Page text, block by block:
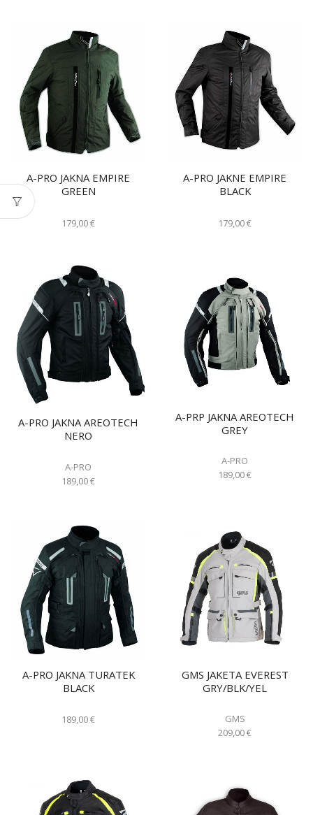
A-PRO JAKNA EMPIRE
GREEN
179,00€
A-PRO JAKNE EMPIRE
BLACK
179,00€
A-PRO JAKNA AREOTECH
NERO
A-PRO
189,00€
A-PRP JAKNA AREOTECH
GREY
A-PRO
189,00€
A-PRO JAKNA TURATEK
BLACK
189,00€
GMS JAKETA EVEREST
GRY/BLK/YEL
GMS
209,00€